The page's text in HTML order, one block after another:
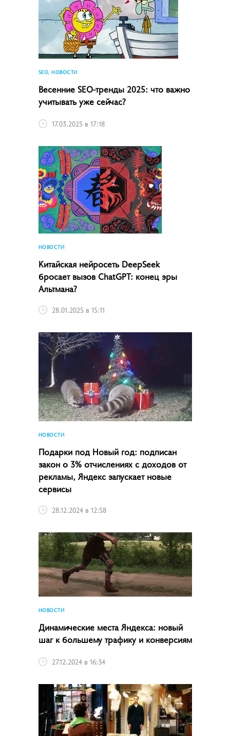
SEO, НОВОСТИ
Весенние SEO-тренды 2025: что важно
учитывать уже сейчас?
17.03.2025 в 17:18
НОВОСТИ
Китайская нейросеть DeepSeek
бросает вызов ChatGPT: конец эры
Альтмана?
28.01.2025 в 15:11
НОВОСТИ
Подарки под Новый год: подписан
закон о 3% отчислениях с доходов от
рекламы, Яндекс запускает новые
сервисы
28.12.2024 в 12:58
НОВОСТИ
Динамические места Яндекса: новый
шаг к большему трафику и конверсиям
27.12.2024 в 16:34